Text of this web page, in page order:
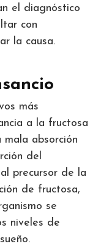
el diagnóstico
con
la causa.
más
a la fructosa
mala absorción
del
precursor de la
de fructosa,
se
niveles de